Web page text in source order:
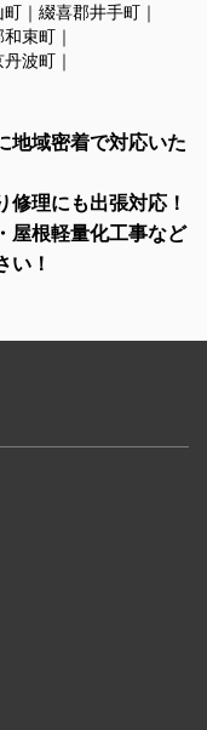
町
綴喜郡井手町
和束町
丹波町
地域密着で対応いた
修理にも出張対応！
屋根軽量化工事など
い！